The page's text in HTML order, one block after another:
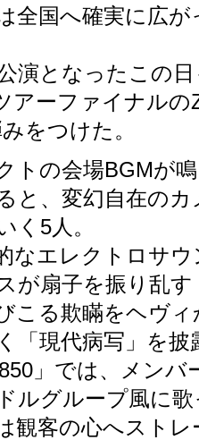
全国へ確実に広
演となったこの
ーファイナルの
をつけた。
トの会場BGMが
と、変幻自在の
く5人。
なエレクトロサ
が扇子を振り乱す
こる欺瞞をヘヴ
「現代病写」を披
」では、メンバ
ルグループ風に
観客の心へスト